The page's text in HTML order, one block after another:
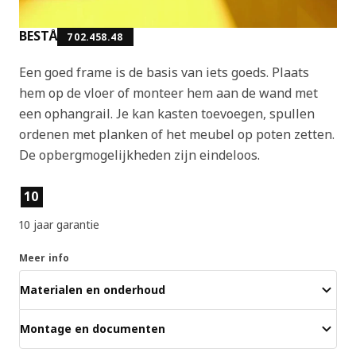
BESTÅ 702.458.48
Een goed frame is de basis van iets goeds. Plaats
hem op de vloer of monteer hem aan de wand met
een ophangrail. Je kan kasten toevoegen, spullen
ordenen met planken of het meubel op poten zetten.
De opbergmogelijkheden zijn eindeloos.
Producteigenschappen
10
10 jaar garantie
Meer info
Materialen en onderhoud
Montage en documenten